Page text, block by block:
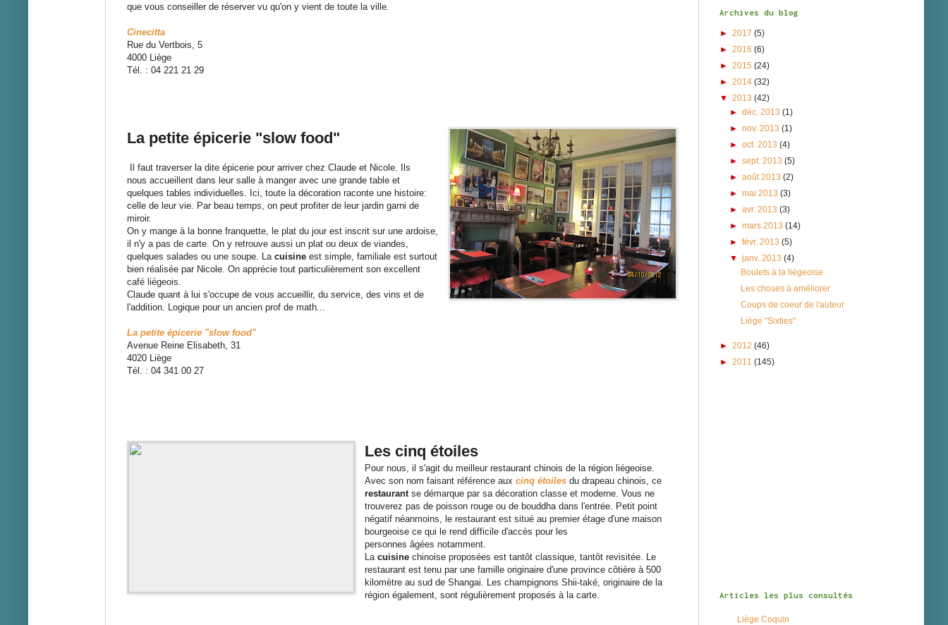
que vous conseiller de réserver vu qu'on y vient de toute la ville.
Cinecitta
Rue du Vertbois, 5
4000 Liège
Tél. : 04 221 21 29
La petite épicerie "slow food"
Il faut traverser la dite épicerie pour arriver chez Claude et Nicole. Ils
nous accueillent dans leur salle à manger avec une grande table et
quelques tables individuelles. Ici, toute la décoration raconte une histoire:
celle de leur vie. Par beau temps, on peut profiter de leur jardin garni de
miroir.
On y mange à la bonne franquette, le plat du jour est inscrit sur une ardoise,
il n'y a pas de carte. On y retrouve aussi un plat ou deux de viandes,
quelques salades ou une soupe. La cuisine est simple, familiale est surtout
bien réalisée par Nicole. On apprécie tout particulièrement son excellent
café liégeois.
Claude quant à lui s'occupe de vous accueillir, du service, des vins et de
l'addition. Logique pour un ancien prof de math...
La petite épicerie "slow food"
Avenue Reine Elisabeth, 31
4020 Liège
Tél. : 04 341 00 27
Les cinq étoiles
Pour nous, il s'agit du meilleur restaurant chinois de la région liégeoise.
Avec son nom faisant référence auxcinq étoiles du drapeau chinois, ce
restaurant se démarque par sa décoration classe et moderne. Vous ne
trouverez pas de poisson rouge ou de bouddha dans l'entrée. Petit point
négatif néanmoins, le restaurant est situé au premier étage d'une maison
bourgeoise ce qui le rend difficile d'accès pour les
personnes âgées notamment.
Lacuisine chinoise proposées est tantôt classique, tantôt revisitée. Le
restaurant est tenu par une famille originaire d'une province côtière à 500
kilomètre au sud de Shangai. Les champignons Shii-také, originaire de la
région également, sont régulièrement proposés à la carte.
Archives du blog
► 2017 (5)
► 2016 (6)
► 2015 (24)
► 2014 (32)
▼ 2013 (42)
►déc. 2013(1)
►nov. 2013(1)
►oct. 2013(4)
►sept. 2013(5)
►août 2013(2)
►mai 2013(3)
►avr. 2013(3)
►mars 2013(14)
►févr. 2013(5)
▼janv. 2013(4)
Boulets à la liégeoise
Les choses à améliorer
Coups de coeur de l'auteur
Liège "Sixties"
► 2012 (46)
► 2011 (145)
Articles les plus consultés
Liège Coquin